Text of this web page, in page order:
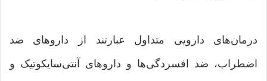
درمان‌های دارویی متداول عبارتند از داروهای ضد
اضطراب، ضد افسردگی‌ها و داروهای آنتی‌سایکوتیک و